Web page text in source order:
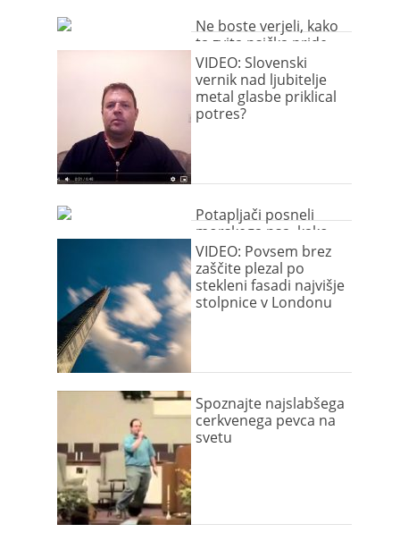
Ne boste verjeli, kako
ta zvita psička pride
do hrane…
VIDEO: Slovenski
vernik nad ljubitelje
metal glasbe priklical
potres?
Potapljači posneli
morskega psa, kako
krade ribe iz mreže!
VIDEO: Povsem brez
zaščite plezal po
stekleni fasadi najvišje
stolpnice v Londonu
Spoznajte najslabšega
cerkvenega pevca na
svetu